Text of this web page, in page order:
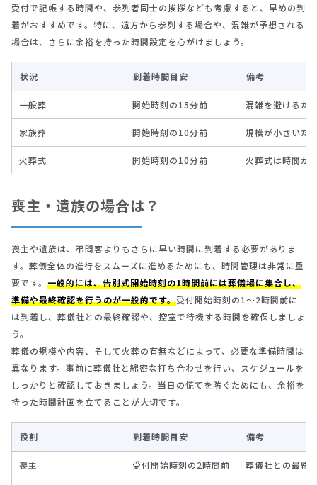
受付で記帳する時間や、参列者同士の挨拶なども考慮すると、早めの到
着がおすすめです。特に、遠方から参列する場合や、混雑が予想される
場合は、さらに余裕を持った時間設定を心がけましょう。
状況 到着時間目安 備考
一般葬 開始時刻の15分前 混雑を避けるた
家族葬 開始時刻の10分前 規模が小さいた
火葬式 開始時刻の10分前 火葬式は時間が
喪主・遺族の場合は？
喪主や遺族は、弔問客よりもさらに早い時間に到着する必要がありま
す。葬儀全体の進行をスムーズに進めるためにも、時間管理は非常に重
要です。 一般的には、告別式開始時刻の1時間前には葬儀場に集合し、
準備や最終確認を行うのが一般的です。受付開始時刻の1～2時間前に
は到着し、葬儀社との最終確認や、控室で待機する時間を確保しましょ
う。
葬儀の規模や内容、そして火葬の有無などによって、必要な準備時間は
異なります。事前に葬儀社と綿密な打ち合わせを行い、スケジュールを
しっかりと確認しておきましょう。当日の慌てを防ぐためにも、余裕を
持った時間計画を立てることが大切です。
役割 到着時間目安 備考
喪主 受付開始時刻の2時間前 葬儀社との最終